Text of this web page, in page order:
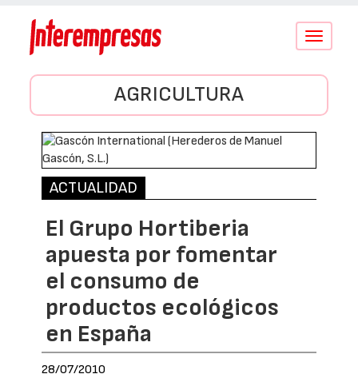
Conmutar
AGRICULTURA
ACTUALIDAD
El Grupo Hortiberia
apuesta por fomentar
el consumo de
productos ecológicos
en España
28/07/2010